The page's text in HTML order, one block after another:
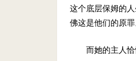
这个底层保姆的
佛这是他们的原罪
而她的主人